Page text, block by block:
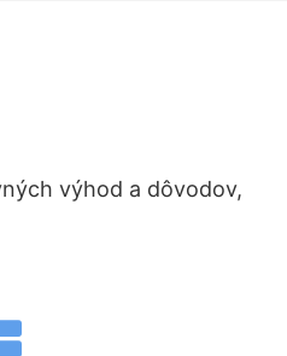
výhod a dôvodov,